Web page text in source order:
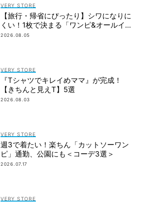
VERY STORE
【旅行・帰省にぴったり】シワになりに
くい！1枚で決まる「ワンピ&オールイン
ワン」2選
2026.08.05
VERY STORE
『Tシャツでキレイめママ』が完成！
【きちんと見えT】5選
2026.08.03
VERY STORE
週3で着たい！楽ちん「カットソーワン
ピ」通勤、公園にも＜コーデ3選＞
2026.07.17
VERY STORE